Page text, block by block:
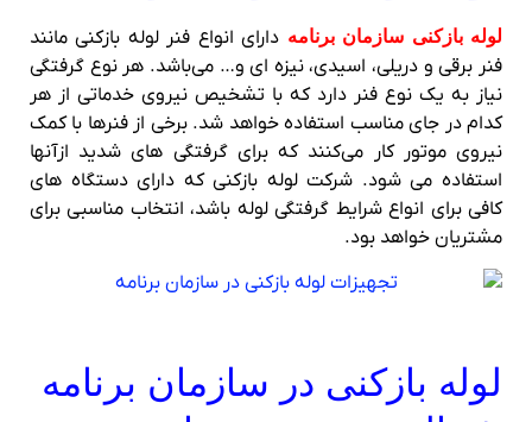
لوله بازکنی سازمان برنامهدارای انواع فنر لوله بازکنی مانند
فنر برقی و دریلی، اسیدی، نیزه ای و… می‌باشد. هر نوع گرفتگی
نیاز به یک نوع فنر دارد که با تشخیص نیروی خدماتی از هر
کدام در جای مناسب استفاده خواهد شد. برخی از فنرها با کمک
نیروی موتور کار می‌کنند که برای گرفتگی های شدید ازآنها
استفاده می شود. شرکت لوله بازکنی که دارای دستگاه های
کافی برای انواع شرایط گرفتگی لوله باشد، انتخاب مناسبی برای
مشتریان خواهد بود.
لوله بازکنی در سازمان برنامه